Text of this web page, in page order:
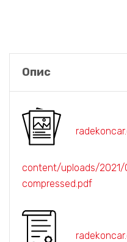
Опис
content/uploads/
compressed.pdf